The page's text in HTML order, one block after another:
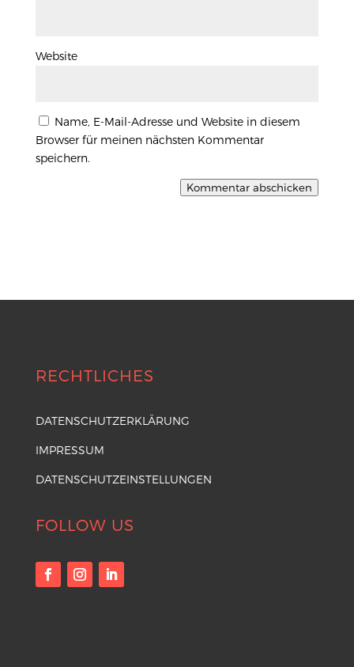
Website
Name, E-Mail-Adresse und Website in diesem
Browser für meinen nächsten Kommentar
speichern.
Kommentar abschicken
RECHTLICHES
DATENSCHUTZERKLÄRUNG
IMPRESSUM
DATENSCHUTZEINSTELLUNGEN
FOLLOW US